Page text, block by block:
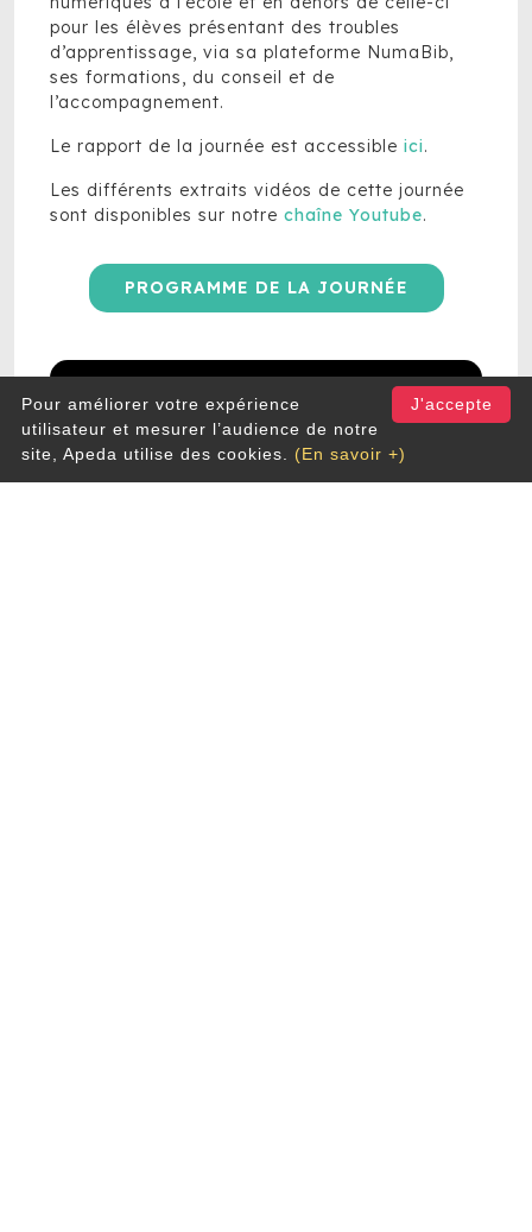
pour les élèves présentant des troubles
d’apprentissage, via sa plateforme NumaBib,
ses formations, du conseil et de
l’accompagnement.
Le rapport de la journée est accessible ici.
Les différents extraits vidéos de cette journée
sont disponibles sur notre chaîne Youtube.
PROGRAMME DE LA JOURNÉE
J'accepte
Pour améliorer votre expérience
utilisateur et mesurer l’audience de notre
site, Apeda utilise des cookies. (En savoir +)